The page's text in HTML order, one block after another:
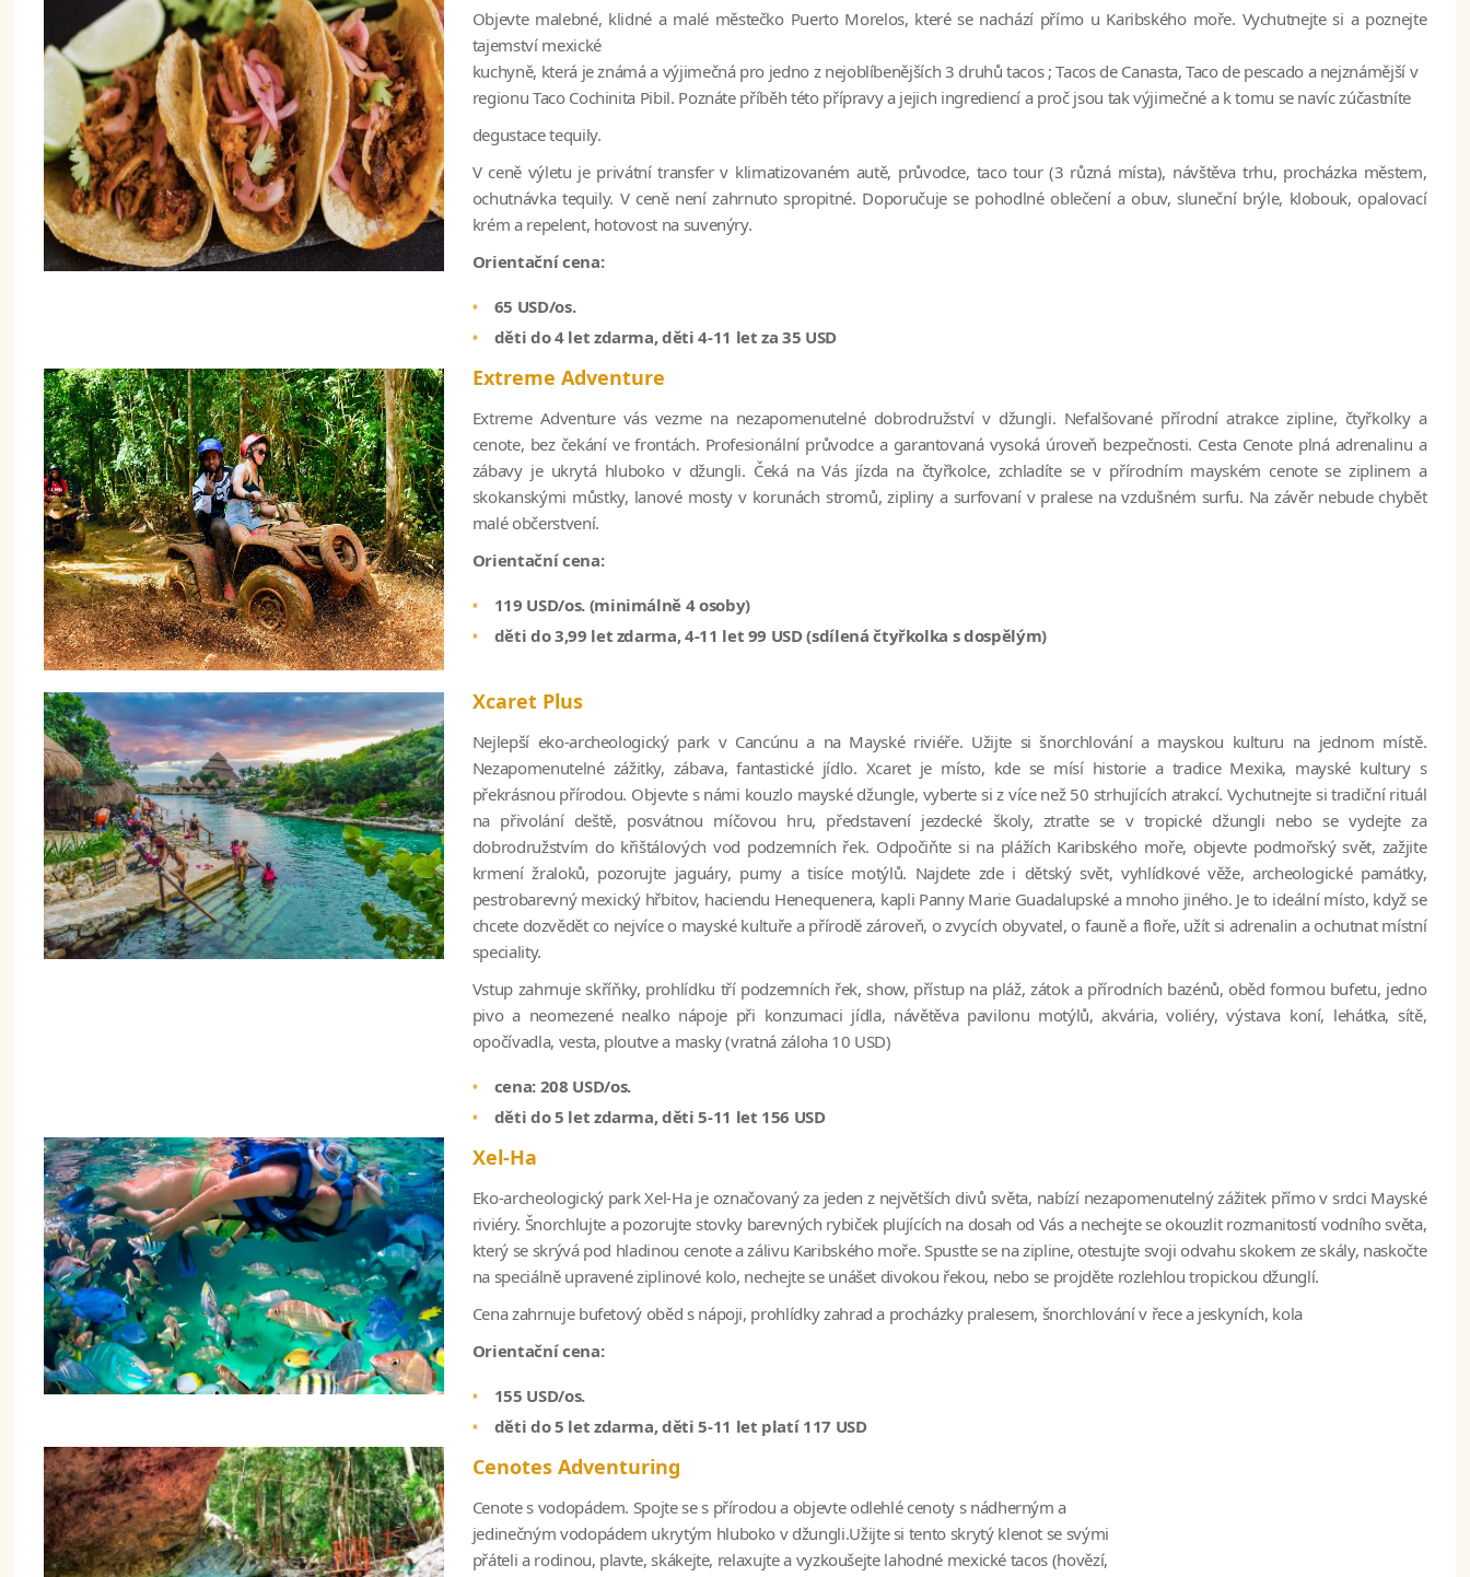
Objevte malebné, klidné a malé městečko Puerto Morelos, které se nachází přímo u Karibského moře. Vychutnejte si a poznejte
tajemství mexické
kuchyně, která je známá a výjimečná pro jedno z nejoblíbenějších 3 druhů tacos ; Tacos de Canasta, Taco de pescado a nejznámější v
regionu Taco Cochinita Pibil. Poznáte příběh této přípravy a jejich ingrediencí a proč jsou tak výjimečné a k tomu se navíc zúčastníte
degustace tequily.
V ceně výletu je privátní transfer v klimatizovaném autě, průvodce, taco tour (3 různá místa), návštěva trhu, procházka městem,
ochutnávka tequily. V ceně není zahrnuto spropitné. Doporučuje se pohodlné oblečení a obuv, sluneční brýle, klobouk, opalovací
krém a repelent, hotovost na suvenýry.
Orientační cena:
65 USD/os.
děti do 4 let zdarma, děti 4-11 let za 35 USD
Extreme Adventure
Extreme Adventure vás vezme na nezapomenutelné dobrodružství v džungli. Nefalšované přírodní atrakce zipline, čtyřkolky a
cenote, bez čekání ve frontách. Profesionální průvodce a garantovaná vysoká úroveň bezpečnosti. Cesta Cenote plná adrenalinu a
zábavy je ukrytá hluboko v džungli. Čeká na Vás jízda na čtyřkolce, zchladíte se v přírodním mayském cenote se ziplinem a
skokanskými můstky, lanové mosty v korunách stromů, zipliny a surfovaní v pralese na vzdušném surfu. Na závěr nebude chybět
malé občerstvení.
Orientační cena:
119 USD/os. (minimálně 4 osoby)
děti do 3,99 let zdarma, 4-11 let 99 USD (sdílená čtyřkolka s dospělým)
Xcaret Plus
Nejlepší eko-archeologický park v Cancúnu a na Mayské riviéře. Užijte si šnorchlování a mayskou kulturu na jednom místě.
Nezapomenutelné zážitky, zábava, fantastické jídlo. Xcaret je místo, kde se mísí historie a tradice Mexika, mayské kultury s
překrásnou přírodou. Objevte s námi kouzlo mayské džungle, vyberte si z více než 50 strhujících atrakcí. Vychutnejte si tradiční rituál
na přivolání deště, posvátnou míčovou hru, představení jezdecké školy, ztraťte se v tropické džungli nebo se vydejte za
dobrodružstvím do křištálových vod podzemních řek. Odpočiňte si na plážích Karibského moře, objevte podmořský svět, zažjite
krmení žraloků, pozorujte jaguáry, pumy a tisíce motýlů. Najdete zde i dětský svět, vyhlídkové věže, archeologické památky,
pestrobarevný mexický hřbitov, haciendu Henequenera, kapli Panny Marie Guadalupské a mnoho jiného. Je to ideální místo, když se
chcete dozvědět co nejvíce o mayské kultuře a přírodě zároveň, o zvycích obyvatel, o fauně a floře, užít si adrenalin a ochutnat místní
speciality.
Vstup zahrnuje skříňky, prohlídku tří podzemních řek, show, přístup na pláž, zátok a přírodních bazénů, oběd formou bufetu, jedno
pivo a neomezené nealko nápoje při konzumaci jídla, návětěva pavilonu motýlů, akvária, voliéry, výstava koní, lehátka, sítě,
opočívadla, vesta, ploutve a masky (vratná záloha 10 USD)
cena: 208 USD/os.
děti do 5 let zdarma, děti 5-11 let 156 USD
Xel-Ha
Eko-archeologický park Xel-Ha je označovaný za jeden z největších divů světa, nabízí nezapomenutelný zážitek přímo v srdci Mayské
riviéry. Šnorchlujte a pozorujte stovky barevných rybiček plujících na dosah od Vás a nechejte se okouzlit rozmanitostí vodního světa,
který se skrývá pod hladinou cenote a zálivu Karibského moře. Spusťte se na zipline, otestujte svoji odvahu skokem ze skály, naskočte
na speciálně upravené ziplinové kolo, nechejte se unášet divokou řekou, nebo se projděte rozlehlou tropickou džunglí.
Cena zahrnuje bufetový oběd s nápoji, prohlídky zahrad a procházky pralesem, šnorchlování v řece a jeskyních, kola
Orientační cena:
155 USD/os.
děti do 5 let zdarma, děti 5-11 let platí 117 USD
Cenotes Adventuring
Cenote s vodopádem. Spojte se s přírodou a objevte odlehlé cenoty s nádherným a
jedinečným vodopádem ukrytým hluboko v džungli.Užijte si tento skrytý klenot se svými
přáteli a rodinou, plavte, skákejte, relaxujte a vyzkoušejte lahodné mexické tacos (hovězí,